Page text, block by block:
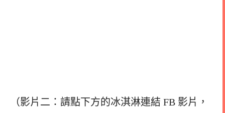
（影片二：請點下方的冰淇淋連結 FB 影片，